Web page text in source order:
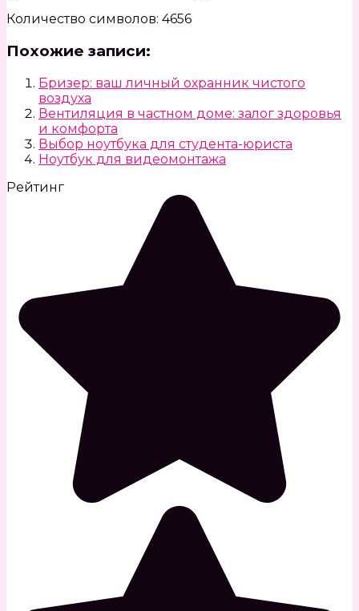
Количество символов: 4656
Похожие записи:
Бризер: ваш личный охранник чистого
воздуха
Вентиляция в частном доме: залог здоровья
и комфорта
Выбор ноутбука для студента-юриста
Ноутбук для видеомонтажа
Рейтинг